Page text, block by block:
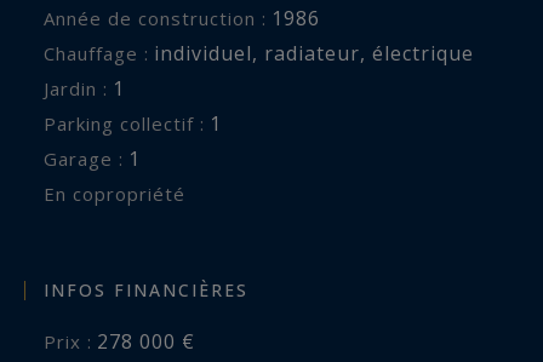
Année de construction : 1986
Chauffage : individuel, radiateur, électrique
jardin : 1
parking collectif : 1
garage : 1
En copropriété
INFOS FINANCIÈRES
Prix : 278 000 €